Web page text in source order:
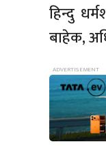
हिन्दु
बाहेक,